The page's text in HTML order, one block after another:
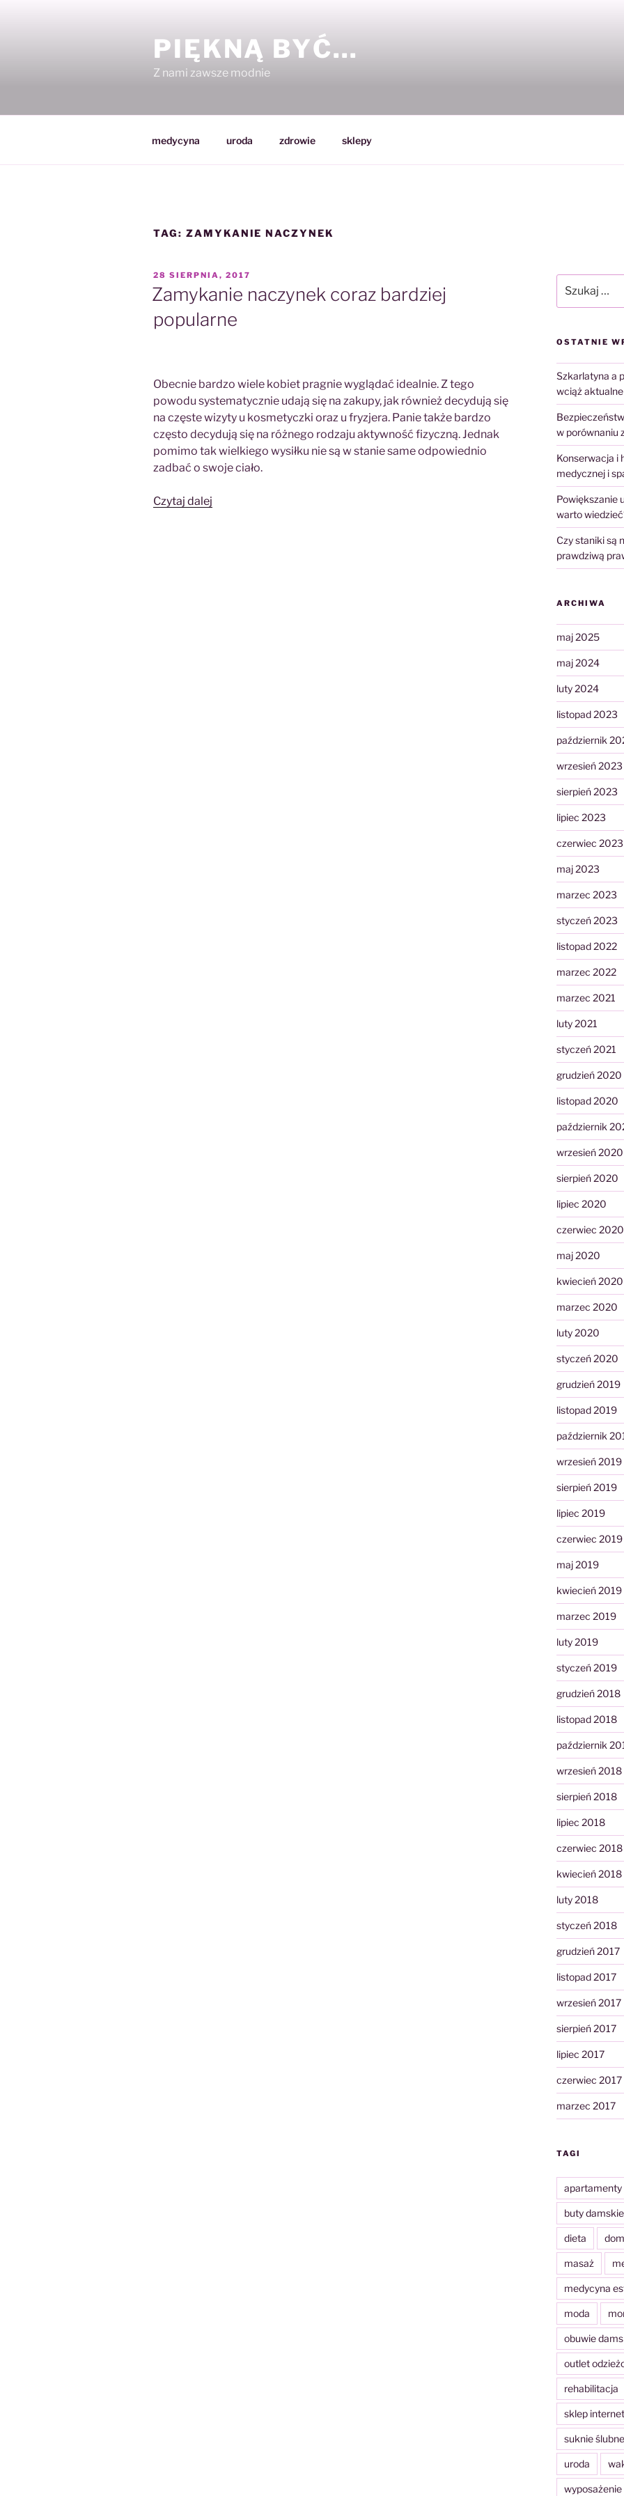
PIĘKNĄ BYĆ…
Z nami zawsze modnie
medycyna uroda zdrowie sklepy
TAG: ZAMYKANIE NACZYNEK
OPUBLIKOWANE
W
28 SIERPNIA, 2017
Zamykanie naczynek coraz bardziej
popularne
Obecnie bardzo wiele kobiet pragnie wyglądać idealnie. Z tego
powodu systematycznie udają się na zakupy, jak również decydują się
na częste wizyty u kosmetyczki oraz u fryzjera. Panie także bardzo
często decydują się na różnego rodzaju aktywność fizyczną. Jednak
pomimo tak wielkiego wysiłku nie są w stanie same odpowiednio
zadbać o swoje ciało.
Czytaj dalej
OSTATNIE
Szkarlatyna a
wciąż
w porównaniu
Konserwacja i
medycznej i
Powiększanie
warto
Czy staniki są
prawdziwą
ARCHIWA
maj 2025
maj 2024
luty 2024
listopad 2023
październik
wrzesień 2023
sierpień 2023
lipiec 2023
czerwiec 2023
maj 2023
marzec 2023
styczeń 2023
listopad 2022
marzec 2022
marzec 2021
luty 2021
styczeń 2021
grudzień 2020
listopad 2020
październik
wrzesień 2020
sierpień 2020
lipiec 2020
czerwiec 2020
maj 2020
kwiecień 2020
marzec 2020
luty 2020
styczeń 2020
grudzień 2019
listopad 2019
październik
wrzesień 2019
sierpień 2019
lipiec 2019
czerwiec 2019
maj 2019
kwiecień 2019
marzec 2019
luty 2019
styczeń 2019
grudzień 2018
listopad 2018
październik
wrzesień 2018
sierpień 2018
lipiec 2018
czerwiec 2018
kwiecień 2018
luty 2018
styczeń 2018
grudzień 2017
listopad 2017
wrzesień 2017
sierpień 2017
lipiec 2017
czerwiec 2017
marzec 2017
TAGI
apartamenty
buty damskie
dieta
masaż
medycyna
moda
obuwie
outlet
rehabilitacja
sklep
suknie ślubne
uroda